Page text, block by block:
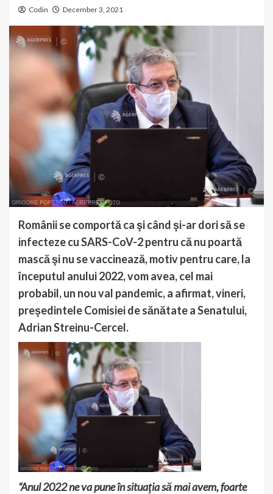
Codin December 3, 2021
Românii se comportă ca şi când şi-ar dori să se
infecteze cu SARS-CoV-2 pentru că nu poartă
mască şi nu se vaccinează, motiv pentru care, la
începutul anului 2022, vom avea, cel mai
probabil, un nou val pandemic, a afirmat, vineri,
preşedintele Comisiei de sănătate a Senatului,
Adrian Streinu-Cercel.
“Anul 2022 ne va pune în situaţia să mai avem, foarte